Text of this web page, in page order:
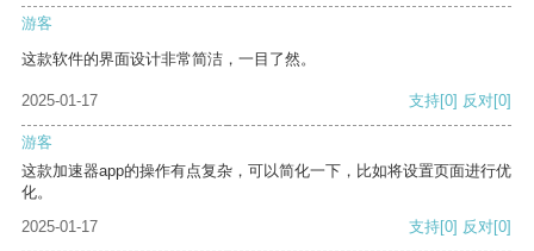
游客
这款软件的界面设计非常简洁，一目了然。
2025-01-17 支持[0] 反对[0]
游客
这款加速器app的操作有点复杂，可以简化一下，比如将设置页面进行优
化。
2025-01-17
支持[0] 反对[0]